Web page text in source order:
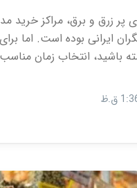
پر زرق و برق، مراکز
ایرانی بوده است. اما
باشید، انتخاب زمان